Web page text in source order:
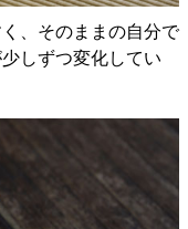
、そのままの自分で
しずつ変化してい